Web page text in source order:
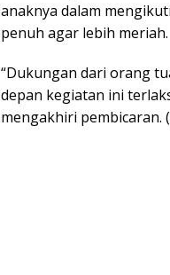
anaknya dalam
penuh agar lebih meriah.
“Dukungan dari orang
depan kegiatan ini
mengakhiri pembicaran.